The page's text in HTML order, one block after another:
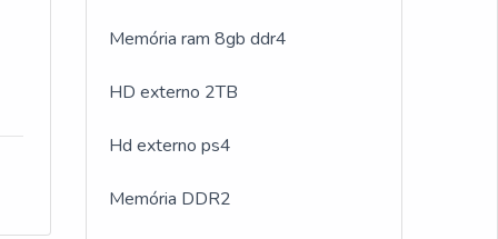
Memória ram 8gb ddr4
HD externo 2TB
Hd externo ps4
Memória DDR2